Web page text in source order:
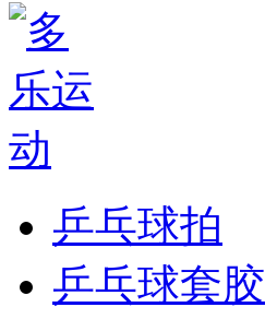
乒乓球拍
乒乓球套胶